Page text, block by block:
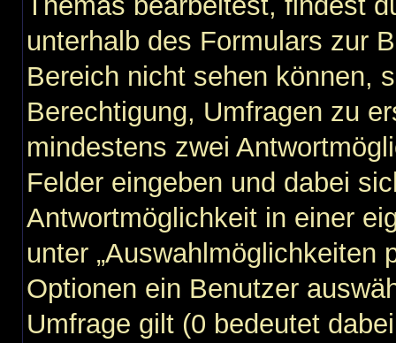
unterhalb des Formulars zur
Bereich nicht sehen können,
Berechtigung, Umfragen zu
mindestens zwei
Felder eingeben und dabei
Antwortmöglichkeit in einer
unter „Auswahlmöglichkeiten
Optionen ein Benutzer
Umfrage gilt (0 bedeutet